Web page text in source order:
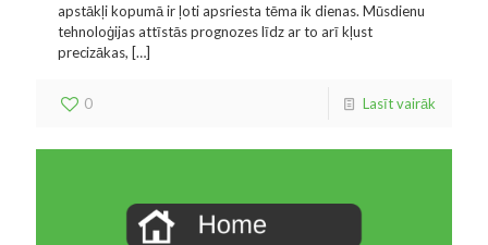
apstākļi kopumā ir ļoti apsriesta tēma ik dienas. Mūsdienu
tehnoloģijas attīstās prognozes līdz ar to arī kļust
precizākas, […]
0 Lasīt vairāk